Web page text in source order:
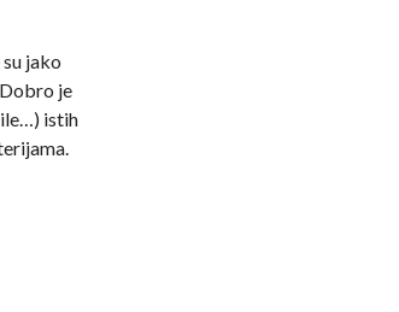
jako
je
istih